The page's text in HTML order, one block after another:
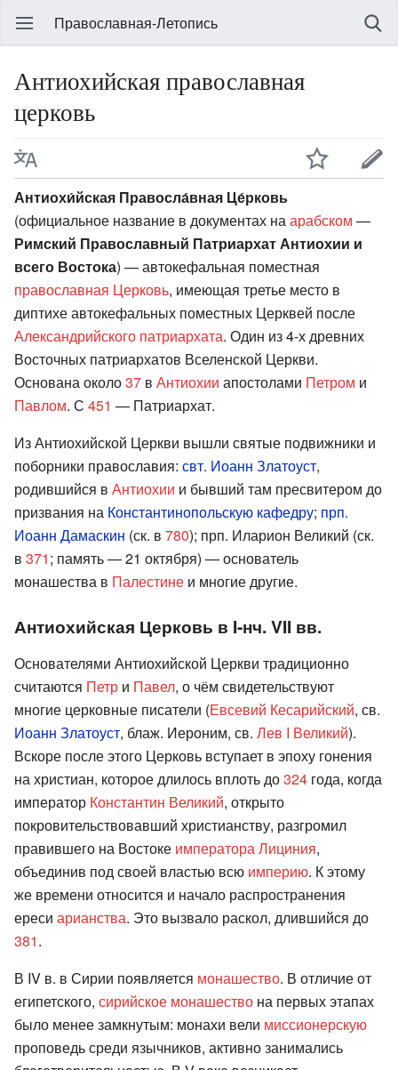
Православная-Летопись
Антиохийская православная
церковь
Антиохи́йская Правосла́вная Це́рковь
(официальное название в документах на арабском —
Римский Православный Патриархат Антиохии и
всего Востока) — автокефальная поместная
православная Церковь, имеющая третье место в
диптихе автокефальных поместных Церквей после
Александрийского патриархата. Один из 4-х древних
Восточных патриархатов Вселенской Церкви.
Основана около37 в Антиохии апостолами Петром и
Павлом. С 451 — Патриархат.
Из Антиохийской Церкви вышли святые подвижники и
поборники православия: свт. Иоанн Златоуст,
родившийся в Антиохии и бывший там пресвитером до
призвания на Константинопольскую кафедру; прп.
Иоанн Дамаскин (ск. в 780); прп. Иларион Великий (ск.
в 371; память — 21 октября) — основатель
монашества в Палестине и многие другие.
Антиохийская Церковь в I-нч. VII вв.
Основателями Антиохийской Церкви традиционно
считаются Петр и Павел, о чём свидетельствуют
многие церковные писатели (Евсевий Кесарийский, св.
Иоанн Златоуст, блаж. Иероним, св. Лев I Великий).
Вскоре после этого Церковь вступает в эпоху гонения
на христиан, которое длилось вплоть до324 года, когда
император Константин Великий, открыто
покровительствовавший христианству, разгромил
правившего на Востоке императора Лициния,
объединив под своей властью всю империю. К этому
же времени относится и начало распространения
ереси арианства. Это вызвало раскол, длившийся до
381.
В IV в. в Сирии появляется монашество. В отличие от
египетского, сирийское монашество на первых этапах
было менее замкнутым: монахи вели миссионерскую
проповедь среди язычников, активно занимались